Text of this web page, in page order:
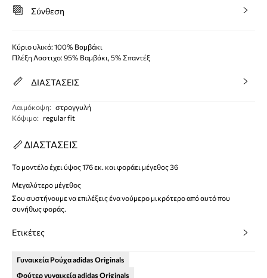
Σύνθεση
Κύριο υλικό: 100% Βαμβάκι
Πλέξη Λαστιχο: 95% Βαμβάκι, 5% Σπαντέξ
ΔΙΑΣΤΑΣΕΙΣ
Λαιμόκοψη: στρογγυλή
Κόψιμο: regular fit
ΔΙΑΣΤΑΣΕΙΣ
Το μοντέλο έχει ύψος 176 εκ. και φοράει μέγεθος 36
Μεγαλύτερο μέγεθος
Σου συστήνουμε να επιλέξεις ένα νούμερο μικρότερο από αυτό που
συνήθως φοράς.
Ετικέτες
Γυναικεία Ρούχα adidas Originals
Φούτερ γυναικεία adidas Originals